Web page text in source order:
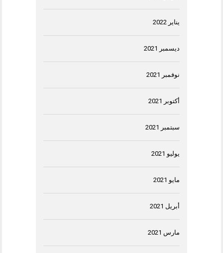
يناير 2022
ديسمبر 2021
نوفمبر 2021
أكتوبر 2021
سبتمبر 2021
يوليو 2021
مايو 2021
أبريل 2021
مارس 2021